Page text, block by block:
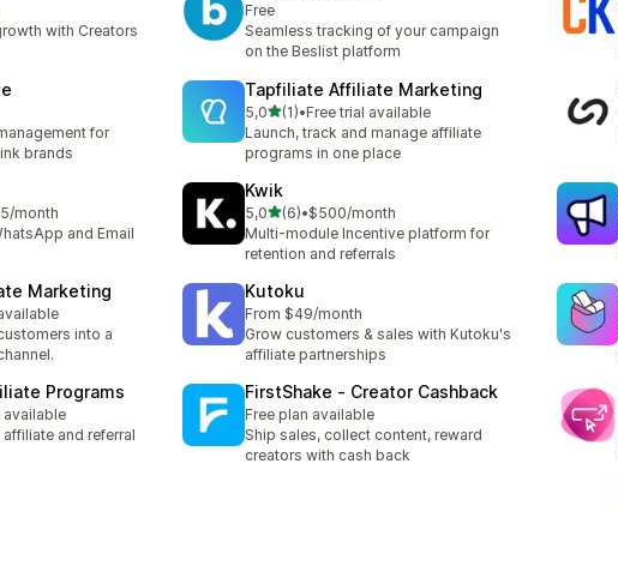
with Creators
Free
Seamless tracking of your campaign
on the Beslist platform
for
brands
Tapfiliate Affiliate Marketing
5,0av 5 stjerner
(1)
Totalt 1 omtaler
•Free trial available
Launch, track and manage affiliate
programs in one place
month
and Email
Kwik
5,0av 5 stjerner
(6)
Totalt 6 omtaler
•$500/month
Multi-module Incentive platform for
retention and referrals
Marketing
into a
Kutoku
From $49/month
Grow customers & sales with Kutoku's
affiliate partnerships
Programs
available
and referral
FirstShake ‑ Creator Cashback
Free plan available
Ship sales, collect content, reward
creators with cash back